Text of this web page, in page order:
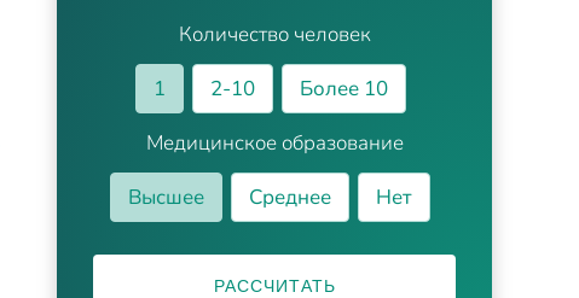
Количество человек
1
2-10
Более 10
Медицинское образование
Высшее
Среднее Нет
РАССЧИТАТЬ